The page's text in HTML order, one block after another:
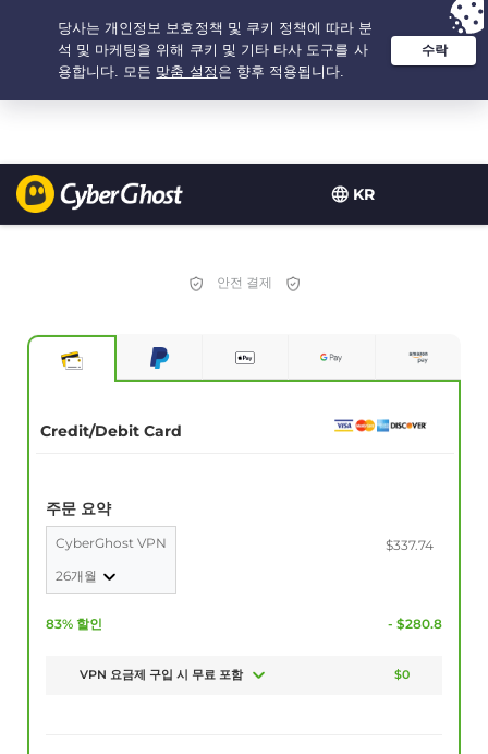
KR
추천 옵션: 최저가 - 2.1666666666667년 $ 2.19 /개월
안전 결제
Credit/Debit Card
주문 요약
CyberGhost VPN
26개월
$337.74
83% 할인 - $280.8
VPN 요금제 구입 시 무료 포함 $0